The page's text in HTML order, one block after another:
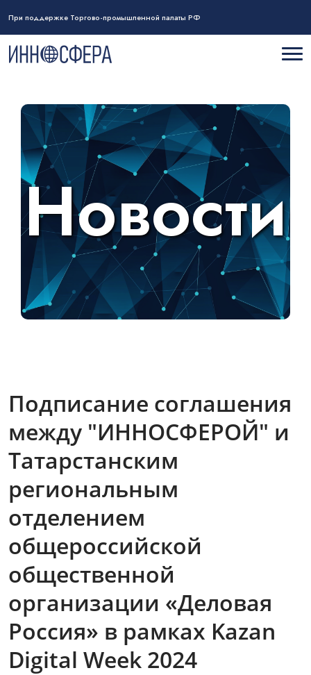
При поддержке Торгово-промышленной палаты РФ
Новости
Подписание соглашения
между "ИННОСФЕРОЙ" и
Татарстанским
региональным
отделением
общероссийской
общественной
организации «Деловая
Россия» в рамках Kazan
Digital Week 2024